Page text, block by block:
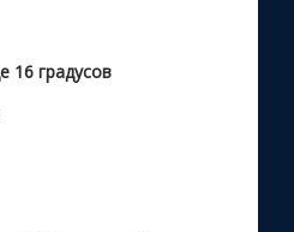
16 градусов